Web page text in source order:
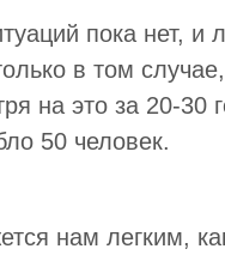
пока нет, и
в том
на это за 20-30
50 человек.
нам легким,